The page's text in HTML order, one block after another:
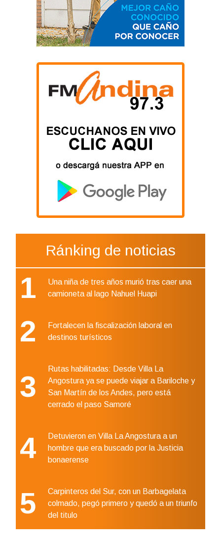
Ránking de noticias
1
Una niña de tres años murió tras caer una
camioneta al lago Nahuel Huapi
2
Fortalecen la fiscalización laboral en
destinos turísticos
3
Rutas habilitadas: Desde Villa La
Angostura ya se puede viajar a Bariloche y
San Martín de los Andes, pero está
cerrado el paso Samoré
4
Detuvieron en Villa La Angostura a un
hombre que era buscado por la Justicia
bonaerense
5
Carpinteros del Sur, con un Barbagelata
colmado, pegó primero y quedó a un triunfo
del titulo